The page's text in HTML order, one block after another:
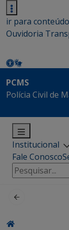
ir para conteúdo
Ouvidoria
PCMS
Polícia Civil de
Institucional
Fale Conosco
Pesquisar
por: